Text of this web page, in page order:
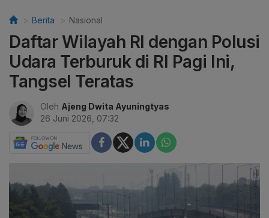
Berita Nasional
Daftar Wilayah RI dengan Polusi
Udara Terburuk di RI Pagi Ini,
Tangsel Teratas
Oleh Ajeng Dwita Ayuningtyas
26 Juni 2026, 07:32